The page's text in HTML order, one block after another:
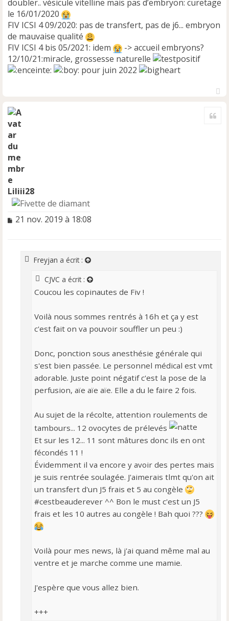
doubler.. vésicule vitelline mais pas d’embryon: curetage
le 16/01/2020
FIV ICSI 4 09/2020: pas de transfert, pas de j6... embryon
de mauvaise qualité
FIV ICSI 4 bis 05/2021: idem
-> accueil embryons?
12/10/21:miracle, grossesse naturelle
pour juin 2022
Liliii28
M
21 nov. 2019 à 18:08
Freyjan a écrit :
CJVC a écrit :
Coucou les copinautes de Fiv !
Voilà nous sommes rentrés à 16h et ça y est
c'est fait on va pouvoir souffler un peu :)
Donc, ponction sous anesthésie générale qui
s'est bien passée. Le personnel médical est vmt
adorable. Juste point négatif c'est la pose de la
perfusion, aïe aïe aïe. Elle a du le faire 2 fois.
Au sujet de la récolte, attention roulements de
tambours... 12 ovocytes de prélevés
Et sur les 12... 11 sont mâtures donc ils en ont
fécondés 11 !
Évidemment il va encore y avoir des pertes mais
je suis rentrée soulagée. J'aimerais tlmt qu'on ait
un transfert d'un J5 frais et 5 au congèle
#cestbeauderever ^^ Bon le must c'est un J5
frais et les 10 autres au congèle ! Bah quoi ???
Voilà pour mes news, là j'ai quand même mal au
ventre et je marche comme une mamie.
J'espère que vous allez bien.
+++